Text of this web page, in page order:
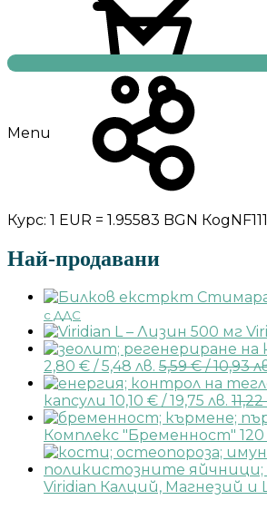
Menu
Курс: 1 EUR = 1.95583 BGN Код
Най-продавани
с ДДС
2,80 € / 5,48 лв. 5,59€/ 10,93
капсули 10,10 € / 19,75 лв. 11,22
Комплекс "Бременност" 120
Viridian Калций, Магнезий и